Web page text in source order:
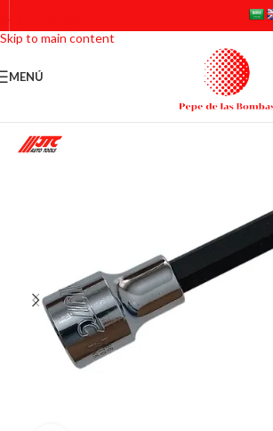
Skip to navigation
Skip to main content
MENÚ